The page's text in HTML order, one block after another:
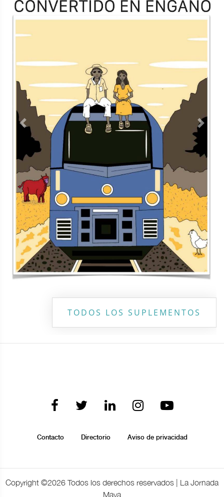
Previous Next
TODOS LOS SUPLEMENTOS
Contacto Directorio Aviso de privacidad
Copyright ©2026 Todos los derechos reservados | La Jornada
Maya